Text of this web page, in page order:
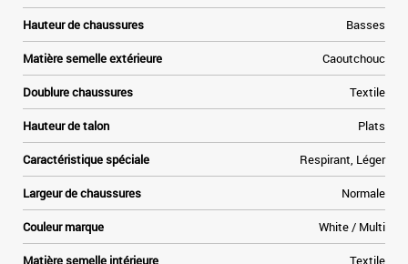
Hauteur de chaussures Basses
Matière semelle extérieure Caoutchouc
Doublure chaussures Textile
Hauteur de talon Plats
Caractéristique spéciale Respirant, Léger
Largeur de chaussures Normale
Couleur marque White / Multi
Matière semelle intérieure Textile